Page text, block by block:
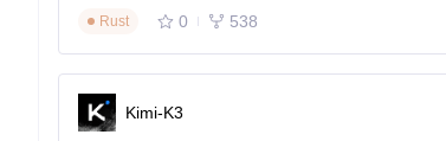
.\N_m3u8DL-RE "https://example.com/
参数-mt 启用多线程下载，使10GB的课程视频下载
40%。
Rust
0 538
Kimi-K3